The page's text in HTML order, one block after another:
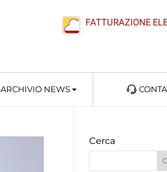
FATTURAZIONE
ARCHIVIO NEWS
Cerca